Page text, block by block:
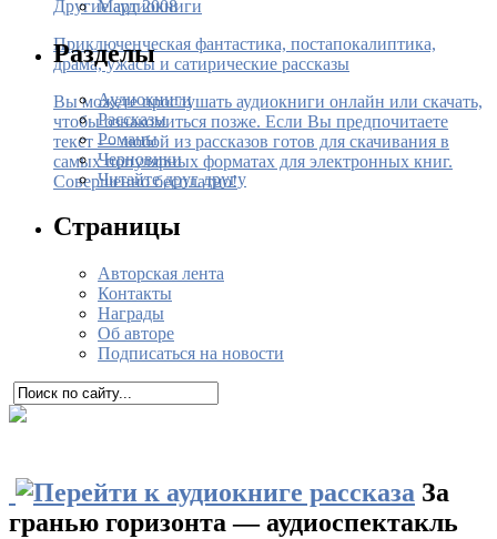
Другие аудиокниги
Приключенческая фантастика, постапокалиптика,
драма, ужасы и сатирические рассказы
Вы можете прослушать аудиокниги онлайн или скачать,
чтобы ознакомиться позже. Если Вы предпочитаете
текст — любой из рассказов готов для скачивания в
самых популярных форматах для электронных книг.
Совершенно бесплатно!
Март 2008
Разделы
Аудиокниги
Рассказы
Романы
Черновики
Читайте друг другу
Страницы
Авторская лента
Контакты
Награды
Об авторе
Подписаться на новости
За
гранью горизонта — аудиоспектакль